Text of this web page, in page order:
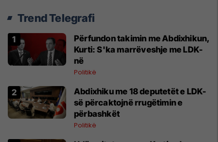
Trend Telegrafi
Përfundon takimin me Abdixhikun,
Kurti: S'ka marrëveshje me LDK-
në
Politikë
Abdixhiku me 18 deputetët e LDK-
së përcaktojnë rrugëtimin e
përbashkët
Politikë